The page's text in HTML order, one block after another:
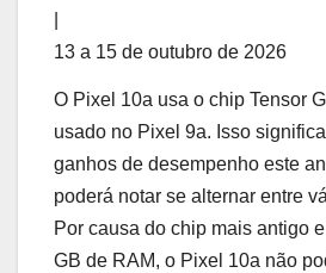
13 a 15 de outubro de 2026
O Pixel 10a usa o chip Tensor
usado no Pixel 9a. Isso
ganhos de desempenho este
poderá notar se alternar entre
Por causa do chip mais antigo
GB de RAM, o Pixel 10a não